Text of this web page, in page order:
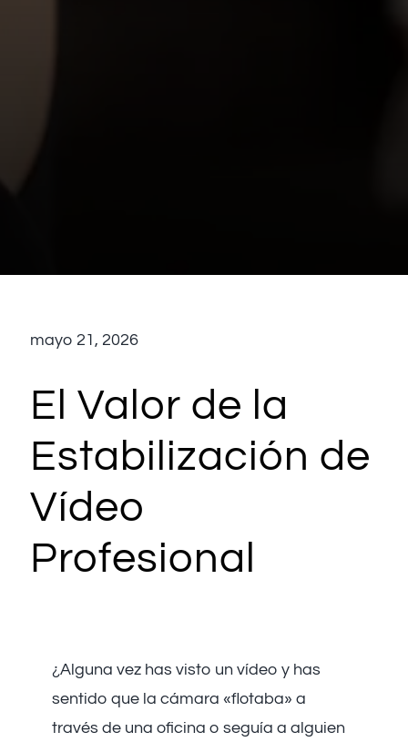
mayo 21, 2026
El Valor de la
Estabilización de
Vídeo
Profesional
¿Alguna vez has visto un vídeo y has
sentido que la cámara «flotaba» a
través de una oficina o seguía a alguien